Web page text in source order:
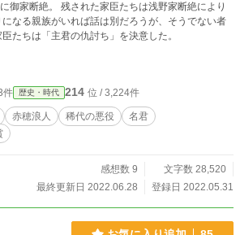
御家断絶。 残された家臣たちは浅野家断絶により
なる親族がいれば話は別だろうが、そうでない者
たちは「主君の仇討ち」を決意した。
件 歴史・時代 214 位 / 3,224件
赤穂浪人 稀代の悪役
名君
感想数 9
文字数 28,520
最終更新日 2022.06.28
登録日 2022.05.31